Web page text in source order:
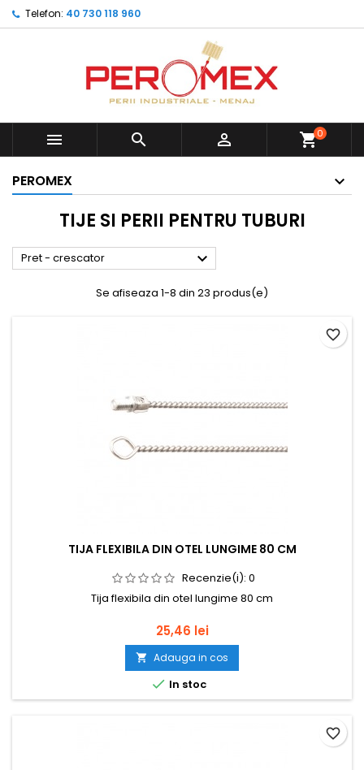
Telefon: 40 730 118 960
   shopping_cart0
PEROMEX
TIJE SI PERII PENTRU TUBURI
Pret - crescator 
Se afiseaza 1-8 din 23 produs(e)
TIJA FLEXIBILA DIN OTEL LUNGIME 80 CM
Recenzie(i): 0
Tija flexibila din otel lungime 80 cm
Pret
25,46 lei
 Adauga in cos
 In stoc
favorite_border
favorite_border